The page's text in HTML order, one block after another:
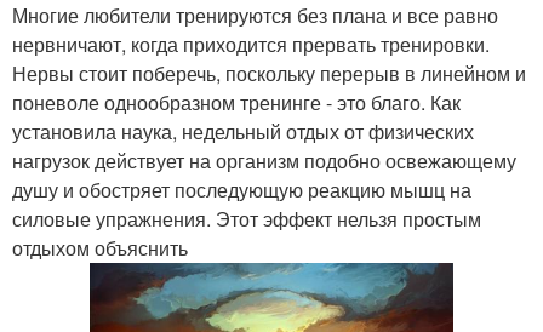
Многие любители тренируются без плана и все равно
нервничают, когда приходится прервать тренировки.
Нервы стоит поберечь, поскольку перерыв в линейном и
поневоле однообразном тренинге - это благо. Как
установила наука, недельный отдых от физических
нагрузок действует на организм подобно освежающему
душу и обостряет последующую реакцию мышц на
силовые упражнения. Этот эффект нельзя простым
отдыхом объяснить